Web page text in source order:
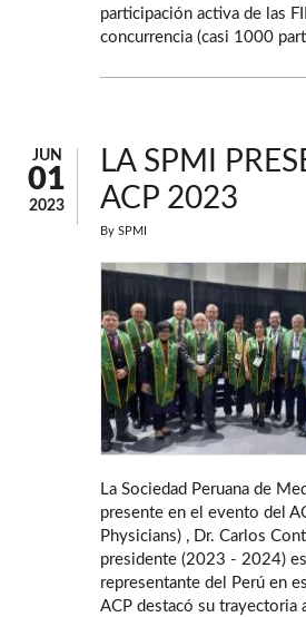
participación activa de las
concurrencia (casi 1000
JUN
01
2023
LA SPMI
ACP 2023
By SPMI
La Sociedad Peruana de
presente en el evento del
Physicians) , Dr. Carlos
presidente (2023 - 2024)
representante del Perú en
ACP destacó su trayectoria